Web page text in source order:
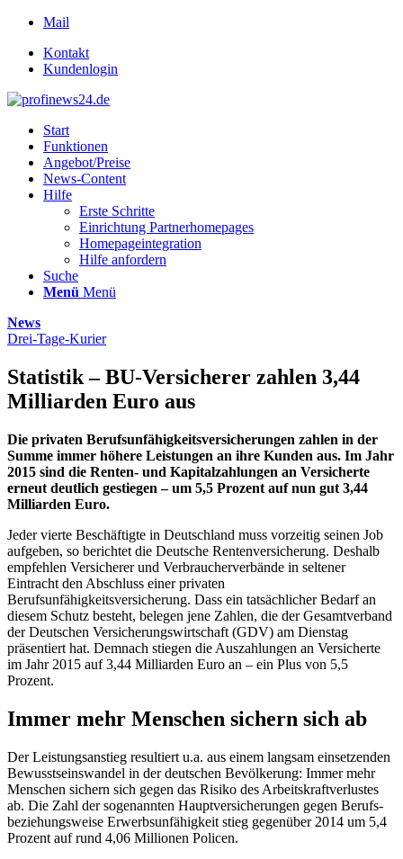
Mail
Kontakt
Kundenlogin
Start
Funktionen
Angebot/Preise
News-Content
Hilfe
Erste Schritte
Einrichtung Partnerhomepages
Homepageintegration
Hilfe anfordern
Suche
Menü Menü
News
Drei-Tage-Kurier
Statistik – BU-Versicherer zahlen 3,44
Milliarden Euro aus
Die privaten Berufsunfähigkeitsversicherungen zahlen in der
Summe immer höhere Leistungen an ihre Kunden aus. Im Jahr
2015 sind die Renten- und Kapitalzahlungen an Versicherte
erneut deutlich gestiegen – um 5,5 Prozent auf nun gut 3,44
Milliarden Euro.
Jeder vierte Beschäftigte in Deutschland muss vorzeitig seinen Job
aufgeben, so berichtet die Deutsche Rentenversicherung. Deshalb
empfehlen Versicherer und Verbraucherverbände in seltener
Eintracht den Abschluss einer privaten
Berufsunfähigkeitsversicherung. Dass ein tatsächlicher Bedarf an
diesem Schutz besteht, belegen jene Zahlen, die der Gesamtverband
der Deutschen Versicherungswirtschaft (GDV) am Dienstag
präsentiert hat. Demnach stiegen die Auszahlungen an Versicherte
im Jahr 2015 auf 3,44 Milliarden Euro an – ein Plus von 5,5
Prozent.
Immer mehr Menschen sichern sich ab
Der Leistungsanstieg resultiert u.a. aus einem langsam einsetzenden
Bewusstseinswandel in der deutschen Bevölkerung: Immer mehr
Menschen sichern sich gegen das Risiko des Arbeitskraftverlustes
ab. Die Zahl der sogenannten Hauptversicherungen gegen Berufs-
beziehungsweise Erwerbsunfähigkeit stieg gegenüber 2014 um 5,4
Prozent auf rund 4,06 Millionen Policen.